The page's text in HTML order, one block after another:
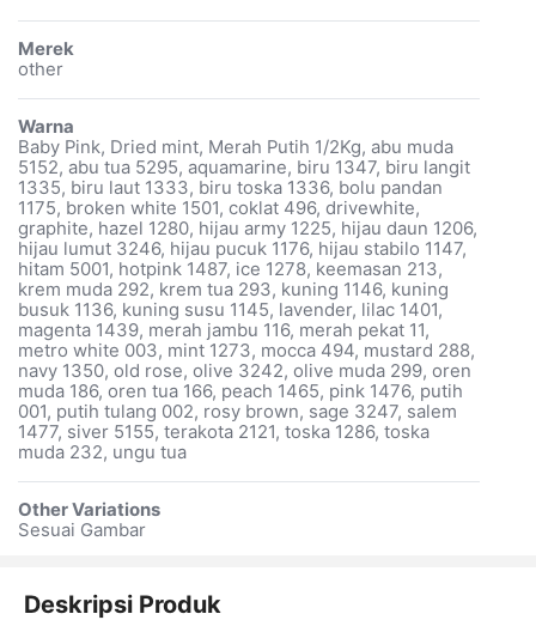
Merek
other
Warna
Baby Pink, Dried mint, Merah Putih 1/2Kg, abu muda
5152, abu tua 5295, aquamarine, biru 1347, biru langit
1335, biru laut 1333, biru toska 1336, bolu pandan
1175, broken white 1501, coklat 496, drivewhite,
graphite, hazel 1280, hijau army 1225, hijau daun 1206,
hijau lumut 3246, hijau pucuk 1176, hijau stabilo 1147,
hitam 5001, hotpink 1487, ice 1278, keemasan 213,
krem muda 292, krem tua 293, kuning 1146, kuning
busuk 1136, kuning susu 1145, lavender, lilac 1401,
magenta 1439, merah jambu 116, merah pekat 11,
metro white 003, mint 1273, mocca 494, mustard 288,
navy 1350, old rose, olive 3242, olive muda 299, oren
muda 186, oren tua 166, peach 1465, pink 1476, putih
001, putih tulang 002, rosy brown, sage 3247, salem
1477, siver 5155, terakota 2121, toska 1286, toska
muda 232, ungu tua
Other Variations
Sesuai Gambar
Deskripsi Produk